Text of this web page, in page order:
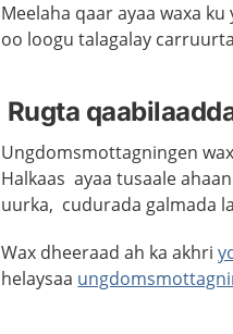
Meelaha qaar ayaa waxa
oo loogu talagalay
Rugta
Ungdomsmottagningen
Halkaas ayaa tusaale
uurka, cudurada galmada
Wax dheeraad ah ka akhri
helaysaa